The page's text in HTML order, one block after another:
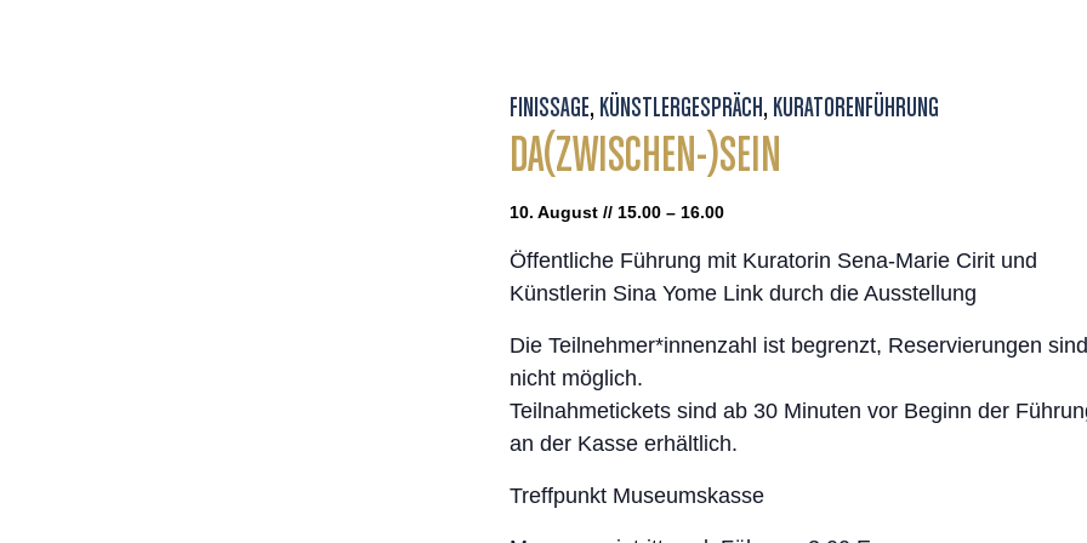
FINISSAGE, KÜNSTLERGESPRÄCH, KURATORENFÜHRUNG
DA(ZWISCHEN-)SEIN
10. August // 15.00 – 16.00
Öffentliche Führung mit Kuratorin Sena-Marie Cirit und
Künstlerin Sina Yome Link durch die Ausstellung
Die Teilnehmer*innenzahl ist begrenzt, Reservierungen sind
nicht möglich.
Teilnahmetickets sind ab 30 Minuten vor Beginn der
an der Kasse erhältlich.
Treffpunkt Museumskasse